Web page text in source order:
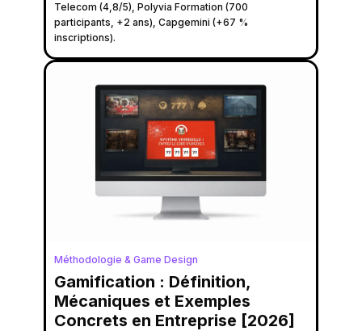
Telecom (4,8/5), Polyvia Formation (700
participants, +2 ans), Capgemini (+67 %
inscriptions).
Méthodologie & Game Design
Gamification : Définition,
Mécaniques et Exemples
Concrets en Entreprise [2026]